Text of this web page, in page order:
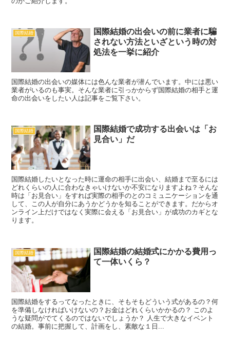
国際結婚
国際結婚の出会いの前に業者に騙
されない方法といざという時の対
処法を一挙に紹介
国際結婚の出会いの媒体には色んな業者が潜んでいます。中には悪い
業者がいるのも事実。そんな業者に引っかからず国際結婚の相手と運
命の出会いをしたい人は記事をご覧下さい。
国際結婚
国際結婚で成功する出会いは「お
見合い」だ
国際結婚したいとなった時に運命の相手に出会い、結婚まで至るには
どれくらいの人に合わなきゃいけないか不安になりますよね？そんな
時は「お見合い」をすれば実際の相手のとのコミュニケーションを通
して、この人が自分にあうかどうかを知ることができます。だからオ
ンライン上だけではなく実際に会える「お見合い」が成功のカギとな
ります。
国際結婚
国際結婚の結婚式にかかる費用っ
て一体いくら？
国際結婚をするってなったときに、そもそもどういう式があるの？何
を準備しなければいけないの？お金はどれくらいかかるの？ このよ
うな疑問がでてくるのではないでしょうか？ 人生で大きなイベント
の結婚。事前に把握して、計画をし、素敵な１日...